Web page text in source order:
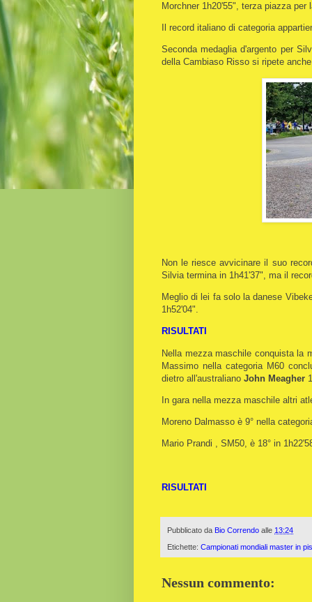
Morchner 1h20'55", terza piazza per
Il record italiano di categoria
Seconda medaglia d'argento per
della Cambiaso Risso si ripete
Non le riesce avvicinare il suo
Silvia termina in 1h41'37", ma il
Meglio di lei fa solo la danese
1h52'04".
RISULTATI
Nella mezza maschile conquista la
Massimo nella categoria M60
dietro all'australiano John Meagher
In gara nella mezza maschile altri
Moreno Dalmasso è 9° nella
Mario Prandi , SM50, è 18° in
RISULTATI
Pubblicato da Bio Correndo alle 13:24
Etichette: Campionati mondiali master in
Nessun commento: